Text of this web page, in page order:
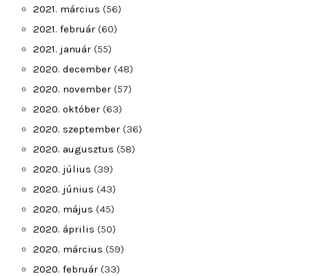
2021. március (56)
2021. február (60)
2021. január (55)
2020. december (48)
2020. november (57)
2020. október (63)
2020. szeptember (36)
2020. augusztus (58)
2020. július (39)
2020. június (43)
2020. május (45)
2020. április (50)
2020. március (59)
2020. február (33)